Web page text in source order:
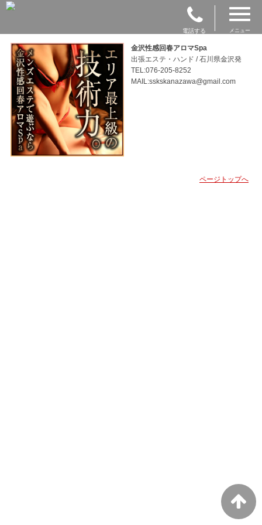
電話する メニュー
金沢性感回春アロマSpa
出張エステ・ハンド / 石川県金沢発
TEL:076-205-8252
MAIL:sskskanazawa@gmail.com
ページトップへ